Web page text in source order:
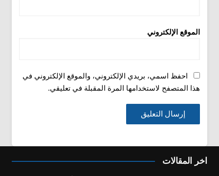
الموقع الإلكتروني
احفظ اسمي، بريدي الإلكتروني، والموقع الإلكتروني في
هذا المتصفح لاستخدامها المرة المقبلة في تعليقي.
اخر المقالات